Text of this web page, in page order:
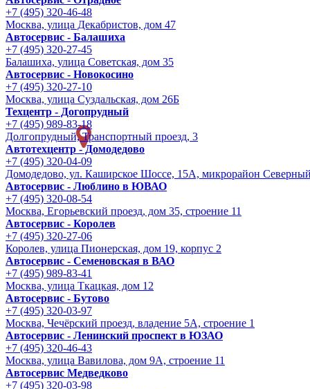
+7 (495) 320-46-48
Москва, улица Декабристов, дом 47
Автосервис - Балашиха
+7 (495) 320-27-45
Балашиха, улица Советская, дом 35
Автосервис - Новокосино
+7 (495) 320-27-10
Москва, улица Суздальская, дом 26Б
Техцентр - Догопрудный
+7 (495) 989-83-18
Долгопрудный, Транспортный проезд, 3
Автотехцентр - Домодедово
+7 (495) 320-04-09
Домодедово, ул. Каширское Шоссе, 15А, микрорайон
Автосервис - Люблино в ЮВАО
+7 (495) 320-08-54
Москва, Егорьевский проезд, дом 35, строение 11
Автосервис - Королев
+7 (495) 320-27-06
Королев, улица Пионерская, дом 19, корпус 2
Автосервис - Семеновская в ВАО
+7 (495) 989-83-41
Москва, улица Ткацкая, дом 12
Автосервис - Бутово
+7 (495) 320-03-97
Москва, Чечёрский проезд, владение 5А, строение 1
Автосервис - Ленинский проспект в ЮЗАО
+7 (495) 320-46-43
Москва, улица Вавилова, дом 9A, строение 11
Автосервис Медведково
+7 (495) 320-03-98